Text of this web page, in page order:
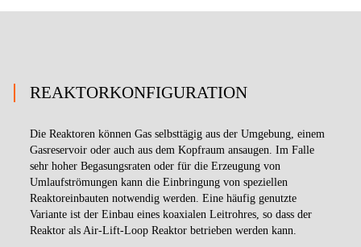
REAKTORKONFIGURATION
Die Reaktoren können Gas selbsttägig aus der Umgebung, einem
Gasreservoir oder auch aus dem Kopfraum ansaugen. Im Falle
sehr hoher Begasungsraten oder für die Erzeugung von
Umlaufströmungen kann die Einbringung von speziellen
Reaktoreinbauten notwendig werden. Eine häufig genutzte
Variante ist der Einbau eines koaxialen Leitrohres, so dass der
Reaktor als Air-Lift-Loop Reaktor betrieben werden kann.